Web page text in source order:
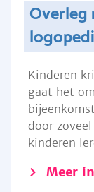
Overleg
Kinderen
gaat het
door
kinderen
Meer